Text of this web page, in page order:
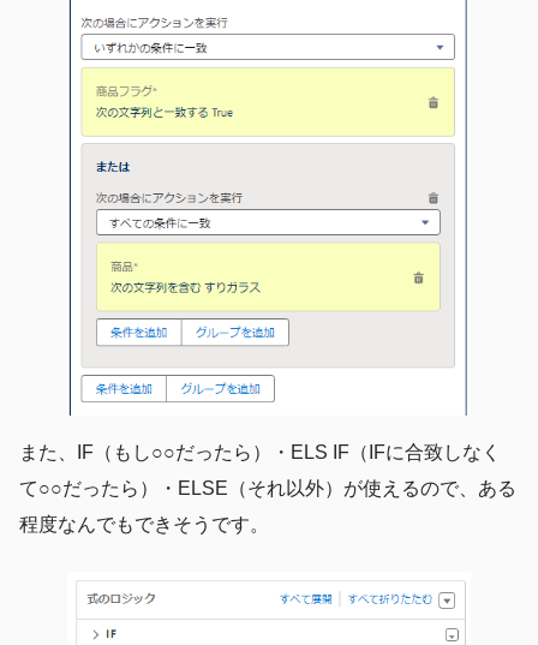
また、IF（もし○○だったら）・ELS IF（IFに合致しなく
て○○だったら）・ELSE（それ以外）が使えるので、ある
程度なんでもできそうです。